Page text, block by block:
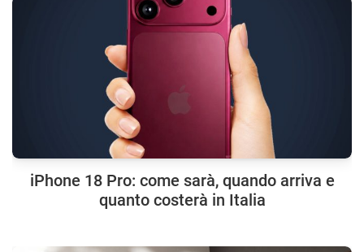
iPhone 18 Pro: come sarà, quando arriva e
quanto costerà in Italia